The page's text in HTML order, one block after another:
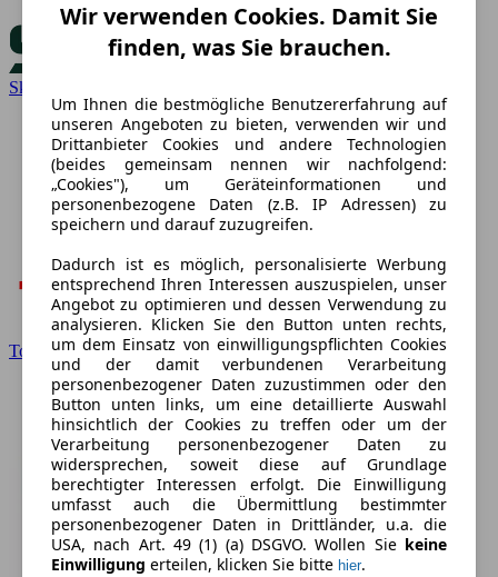
Skoda
Toyota
Wir verwenden Cookies. Damit Sie
finden, was Sie brauchen.
Um Ihnen die bestmögliche Benutzererfahrung auf
unseren Angeboten zu bieten, verwenden wir und
Drittanbieter Cookies und andere Technologien
(beides gemeinsam nennen wir nachfolgend:
„Cookies"), um Geräteinformationen und
personenbezogene Daten (z.B. IP Adressen) zu
speichern und darauf zuzugreifen.
Dadurch ist es möglich, personalisierte Werbung
entsprechend Ihren Interessen auszuspielen, unser
Angebot zu optimieren und dessen Verwendung zu
analysieren. Klicken Sie den Button unten rechts,
um dem Einsatz von einwilligungspflichten Cookies
und der damit verbundenen Verarbeitung
personenbezogener Daten zuzustimmen oder den
Button unten links, um eine detaillierte Auswahl
hinsichtlich der Cookies zu treffen oder um der
Verarbeitung personenbezogener Daten zu
widersprechen, soweit diese auf Grundlage
berechtigter Interessen erfolgt. Die Einwilligung
umfasst auch die Übermittlung bestimmter
personenbezogener Daten in Drittländer, u.a. die
USA, nach Art. 49 (1) (a) DSGVO. Wollen Sie keine
Einwilligung erteilen, klicken Sie bitte hier.